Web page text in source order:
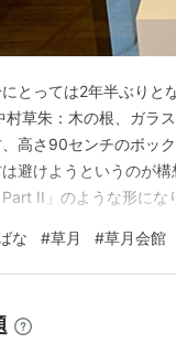
とっては2年半ぶりと
村草朱：木の根、ガラ
高さ90センチのボッ
避けようというのが
II」のような形にな
素材を組み合わせる
ち着きました。 枯れ
な #草月 #草月会館